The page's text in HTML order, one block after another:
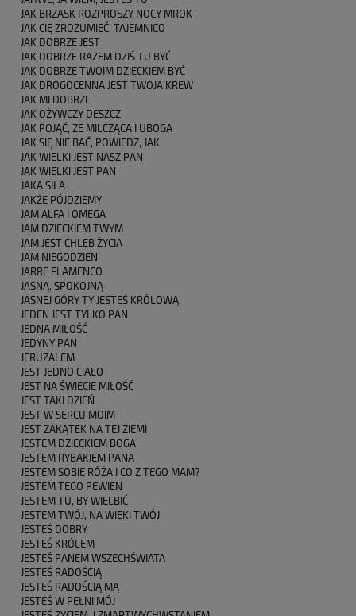
JAK BRZASK ROZPROSZY NOCY MROK
JAK CIĘ ZROZUMIEĆ, TAJEMNICO
JAK DOBRZE JEST
JAK DOBRZE RAZEM DZIŚ TU BYĆ
JAK DOBRZE TWOIM DZIECKIEM BYĆ
JAK DROGOCENNA JEST TWOJA KREW
JAK MI DOBRZE
JAK OŻYWCZY DESZCZ
JAK POJĄĆ, ŻE MILCZĄCA I UBOGA
JAK SIĘ NIE BAĆ, POWIEDZ, JAK
JAK WIELKI JEST NASZ PAN
JAK WIELKI JEST PAN
JAKA SIŁA
JAKŻE PÓJDZIEMY
JAM ALFA I OMEGA
JAM DZIECKIEM TWYM
JAM JEST CHLEB ŻYCIA
JAM NIEGODZIEN
JARRE FLAMENCO
JASNĄ, SPOKOJNĄ
JASNEJ GÓRY TY JESTEŚ KRÓLOWĄ
JEDEN JEST TYLKO PAN
JEDNA MIŁOŚĆ
JEDYNY PAN
JERUZALEM
JEST JEDNO CIAŁO
JEST NA ŚWIECIE MIŁOŚĆ
JEST TAKI DZIEŃ
JEST W SERCU MOIM
JEST ZAKĄTEK NA TEJ ZIEMI
JESTEM DZIECKIEM BOGA
JESTEM RYBAKIEM PANA
JESTEM SOBIE RÓŻA I CO Z TEGO MAM?
JESTEM TEGO PEWIEN
JESTEM TU, BY WIELBIĆ
JESTEM TWÓJ, NA WIEKI TWÓJ
JESTEŚ DOBRY
JESTEŚ KRÓLEM
JESTEŚ PANEM WSZECHŚWIATA
JESTEŚ RADOŚCIĄ
JESTEŚ RADOŚCIĄ MĄ
JESTEŚ W PEŁNI MÓJ